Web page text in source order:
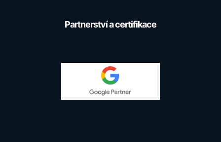
Partnerství a certifikace